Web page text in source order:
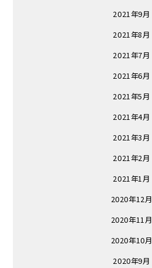
2021年9月
2021年8月
2021年7月
2021年6月
2021年5月
2021年4月
2021年3月
2021年2月
2021年1月
2020年12月
2020年11月
2020年10月
2020年9月